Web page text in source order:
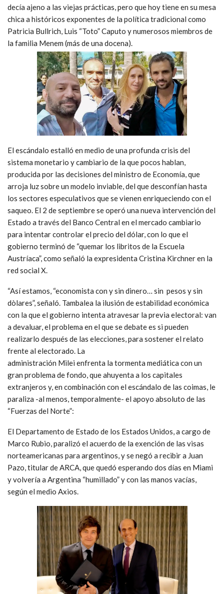
decía ajeno a las viejas prácticas, pero que hoy tiene en su mesa
chica a históricos exponentes de la política tradicional como
Patricia Bullrich, Luis “Toto” Caputo y numerosos miembros de
la familia Menem (más de una docena).
El escándalo estalló en medio de una profunda crisis del
sistema monetario y cambiario de la que pocos hablan,
producida por las decisiones del ministro de Economía, que
arroja luz sobre un modelo inviable, del que desconfían hasta
los sectores especulativos que se vienen enriqueciendo con el
saqueo. El 2 de septiembre se operó una nueva intervención del
Estado a través del Banco Central en el mercado cambiario
para intentar controlar el precio del dólar, con lo que el
gobierno terminó de “quemar los libritos de la Escuela
Austríaca”, como señaló la expresidenta Cristina Kirchner en la
red social X.
“Así estamos, “economista con y sin dinero… sin pesos y sin
dòlares”, señaló. Tambalea la ilusión de estabilidad económica
con la que el gobierno intenta atravesar la previa electoral: van
a devaluar, el problema en el que se debate es si pueden
realizarlo después de las elecciones, para sostener el relato
frente al electorado. La
administración Milei enfrenta la tormenta mediática con un
gran problema de fondo, que ahuyenta a los capitales
extranjeros y, en combinación con el escándalo de las coimas, le
paraliza -al menos, temporalmente- el apoyo absoluto de las
“Fuerzas del Norte”:
El Departamento de Estado de los Estados Unidos, a cargo de
Marco Rubio, paralizó el acuerdo de la exención de las visas
norteamericanas para argentinos, y se negó a recibir a Juan
Pazo, titular de ARCA, que quedó esperando dos días en Miami
y volvería a Argentina “humillado” y con las manos vacías,
según el medio Axios.